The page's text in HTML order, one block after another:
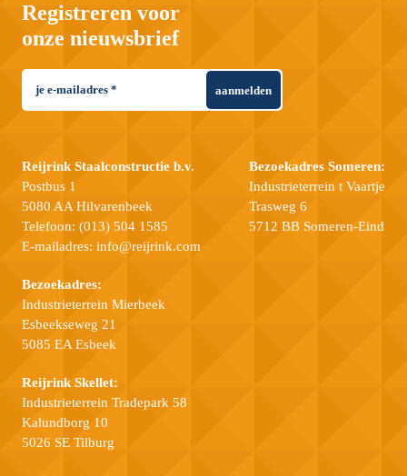
Registreren voor
onze nieuwsbrief
aanmelden
Reijrink Staalconstructie b.v.
Postbus 1
5080 AA Hilvarenbeek
Telefoon: (013) 504 1585
E-mailadres: info@reijrink.com
Bezoekadres:
Industrieterrein Mierbeek
Esbeekseweg 21
5085 EA Esbeek
Bezoekadres Someren:
Industrieterrein t Vaartje
Trasweg 6
5712 BB Someren-Eind
Reijrink Skellet:
Industrieterrein Tradepark 58
Kalundborg 10
5026 SE Tilburg